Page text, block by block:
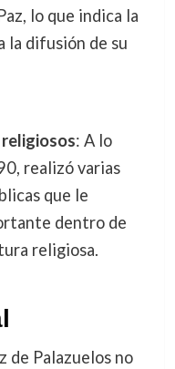
lo que indica la
la difusión de su
: A lo
realizó varias
que le
dentro de
religiosa.
de Palazuelos no